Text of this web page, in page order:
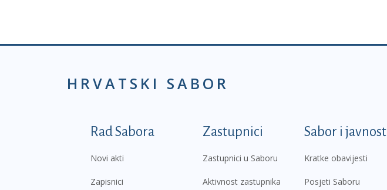
HRVATSKI SABOR
Podnožje prvi izbornik
Rad Sabora
Novi akti
Zapisnici
Zastupnici
Zastupnici u Saboru
Aktivnost zastupnika
Sabor i javnost
Kratke obavijesti
Posjeti Saboru